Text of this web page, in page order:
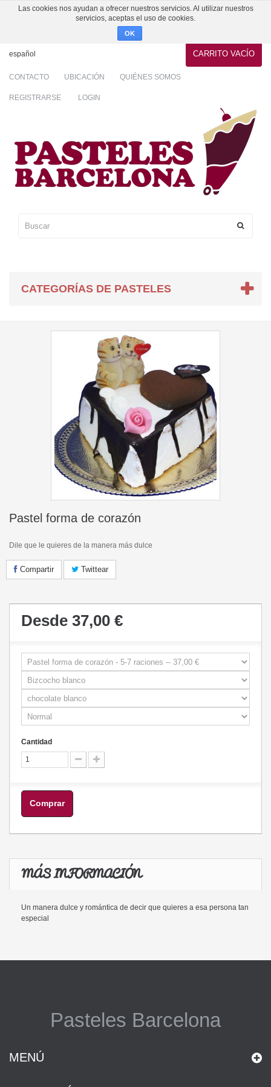
Las cookies nos ayudan a ofrecer nuestros servicios. Al utilizar nuestros
servicios, aceptas el uso de cookies.
OK
CARRITO VACÍO
español
CONTACTO UBICACIÓN QUIÉNES SOMOS
REGISTRARSE LOGIN
CATEGORÍAS DE PASTELES
Pastel forma de corazón
Dile que le quieres de la manera más dulce
Compartir Twittear
Desde 37,00 €
Cantidad
Comprar
MÁS INFORMACIÓN
Un manera dulce y romántica de decir que quieres a esa persona tan
especial
Pasteles Barcelona
MENÚ